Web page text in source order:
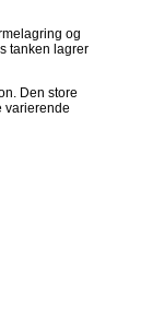
og
tanken lagrer
Den store
varierende